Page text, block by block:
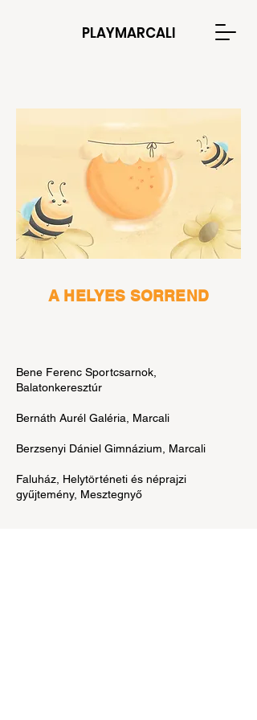
PLAYMARCALI
A HELYES SORREND
Bene Ferenc Sportcsarnok,
Balatonkeresztúr
Bernáth Aurél Galéria, Marcali
Berzsenyi Dániel Gimnázium, Marcali
Faluház, Helytörténeti és néprajzi
gyűjtemény, Mesztegnyő